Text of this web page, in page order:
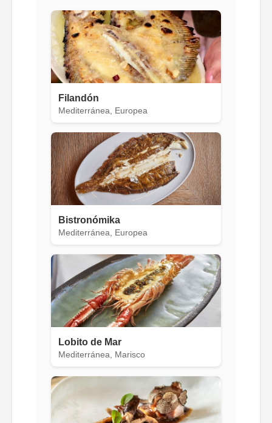
Filandón
Mediterránea, Europea
Bistronómika
Mediterránea, Europea
Lobito de Mar
Mediterránea, Marisco